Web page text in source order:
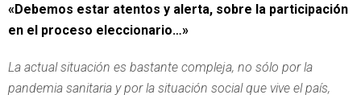
«Debemos estar atentos y alerta, sobre la participación
en el proceso eleccionario…»
La actual situación es bastante compleja, no sólo por la
pandemia sanitaria y por la situación social que vive el país,